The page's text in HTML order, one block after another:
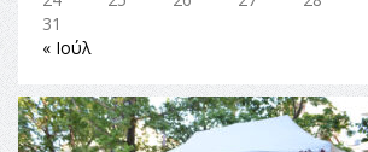
31
« Ιούλ